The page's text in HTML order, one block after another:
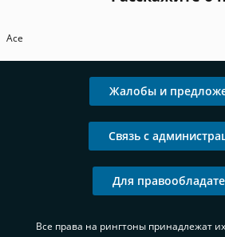
Ace
Жалобы и
Связь с
Для
Все права на рингтоны принадлежат